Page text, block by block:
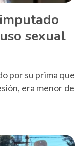
sexual
por su prima que
era menor de